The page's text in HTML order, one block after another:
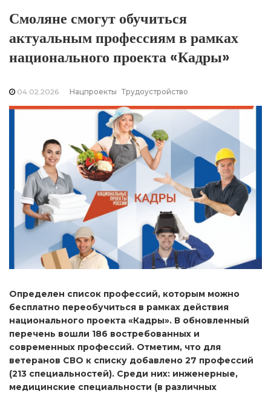
Смоляне смогут обучиться
актуальным профессиям в рамках
национального проекта «Кадры»
04.02.2026 Нацпроекты Трудоустройство
Определен список профессий, которым можно
бесплатно переобучиться в рамках действия
национального проекта «Кадры». В обновленный
перечень вошли 186 востребованных и
современных профессий. Отметим, что для
ветеранов СВО к списку добавлено 27 профессий
(213 специальностей). Среди них: инженерные,
медицинские специальности (в различных